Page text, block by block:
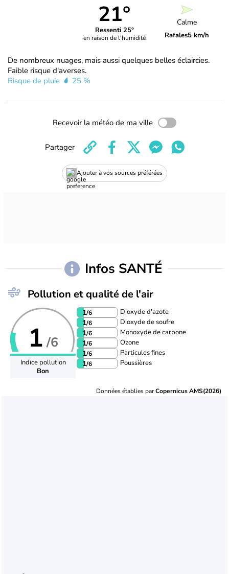
21°
Ressenti 25°
en raison de l'humidité
Calme
Rafales5 km/h
De nombreux nuages, mais aussi quelques belles éclaircies.
Faible risque d'averses.
Risque de pluie
25 %
Recevoir la météo de ma ville
Ajouter à vos sources préférées
Partager
Infos SANTÉ
Pollution et qualité de l'air
1 /6
Indice pollution
Bon
1/6 Dioxyde d'azote
1/6 Dioxyde de soufre
1/6 Monoxyde de carbone
1/6 Ozone
1/6 Particules fines
1/6 Poussières
Données établies parCopernicus AMS(2026)